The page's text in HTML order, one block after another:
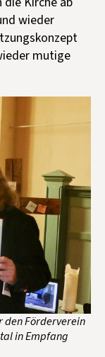
wieder
mutige
den Förderverein
in Empfang